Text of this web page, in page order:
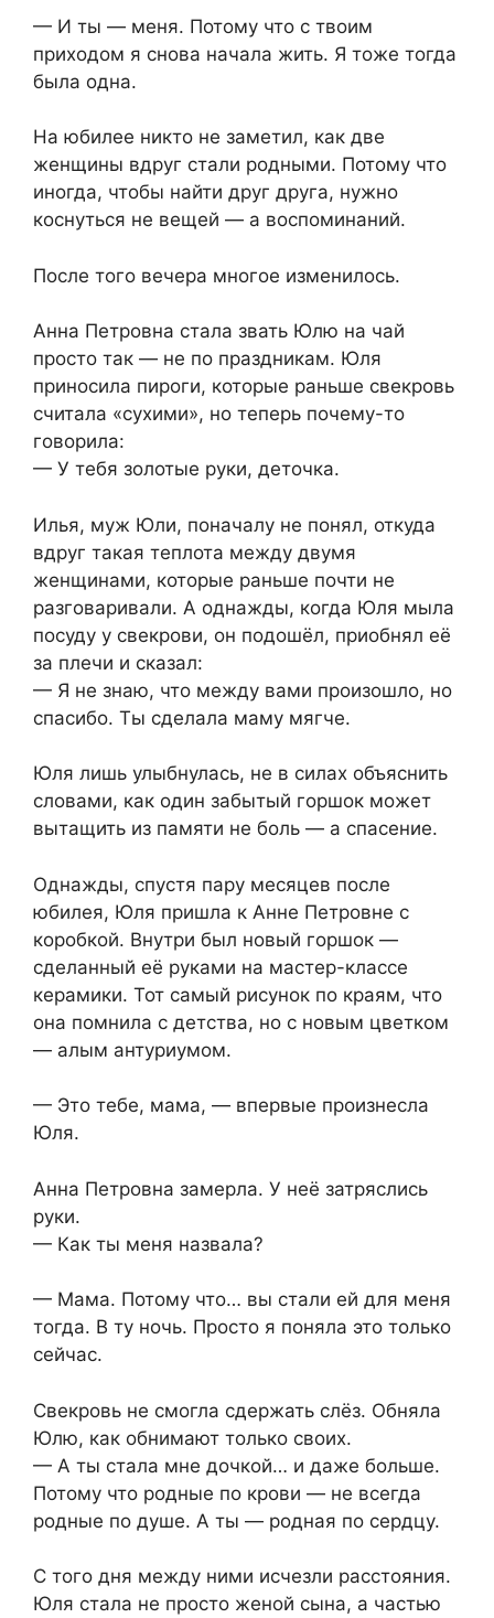
— И ты — меня. Потому что с твоим
приходом я снова начала жить. Я тоже тогда
была одна.
На юбилее никто не заметил, как две
женщины вдруг стали родными. Потому что
иногда, чтобы найти друг друга, нужно
коснуться не вещей — а воспоминаний.
После того вечера многое изменилось.
Анна Петровна стала звать Юлю на чай
просто так — не по праздникам. Юля
приносила пироги, которые раньше свекровь
считала «сухими», но теперь почему-то
говорила:
— У тебя золотые руки, деточка.
Илья, муж Юли, поначалу не понял, откуда
вдруг такая теплота между двумя
женщинами, которые раньше почти не
разговаривали. А однажды, когда Юля мыла
посуду у свекрови, он подошёл, приобнял её
за плечи и сказал:
— Я не знаю, что между вами произошло, но
спасибо. Ты сделала маму мягче.
Юля лишь улыбнулась, не в силах объяснить
словами, как один забытый горшок может
вытащить из памяти не боль — а спасение.
Однажды, спустя пару месяцев после
юбилея, Юля пришла к Анне Петровне с
коробкой. Внутри был новый горшок —
сделанный её руками на мастер-классе
керамики. Тот самый рисунок по краям, что
она помнила с детства, но с новым цветком
— алым антуриумом.
— Это тебе, мама, — впервые произнесла
Юля.
Анна Петровна замерла. У неё затряслись
руки.
— Как ты меня назвала?
— Мама. Потому что… вы стали ей для меня
тогда. В ту ночь. Просто я поняла это только
сейчас.
Свекровь не смогла сдержать слёз. Обняла
Юлю, как обнимают только своих.
— А ты стала мне дочкой… и даже больше.
Потому что родные по крови — не всегда
родные по душе. А ты — родная по сердцу.
С того дня между ними исчезли расстояния.
Юля стала не просто женой сына, а частью